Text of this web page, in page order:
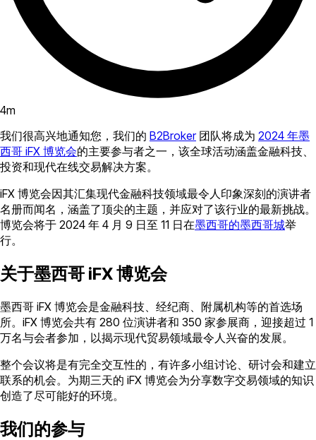
4m
我们很高兴地通知您，我们的 B2Broker团队将成为 2024 年墨
西哥 iFX 博览会的主要参与者之一，该全球活动涵盖金融科技、
投资和现代在线交易解决方案。
iFX 博览会因其汇集现代金融科技领域最令人印象深刻的演讲者
名册而闻名，涵盖了顶尖的主题，并应对了该行业的最新挑战。
博览会将于 2024 年 4 月 9 日至 11 日在墨西哥的墨西哥城举
行。
关于墨西哥 iFX 博览会
墨西哥 iFX 博览会是金融科技、经纪商、附属机构等的首选场
所。iFX 博览会共有 280 位演讲者和 350 家参展商，迎接超过 1
万名与会者参加，以揭示现代贸易领域最令人兴奋的发展。
整个会议将是有完全交互性的，有许多小组讨论、研讨会和建立
联系的机会。为期三天的 iFX 博览会为分享数字交易领域的知识
创造了尽可能好的环境。
我们的参与